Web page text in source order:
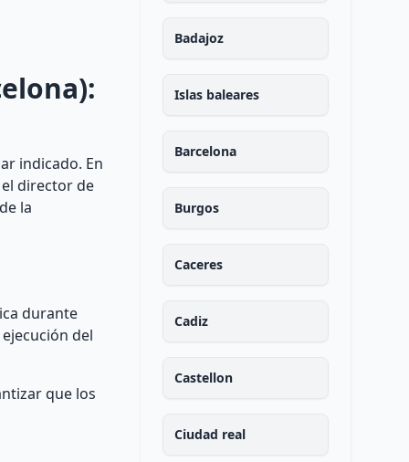
indicado. En
director de
la
durante
del
que los
Badajoz
Islas baleares
Barcelona
Burgos
Caceres
Cadiz
Castellon
Ciudad real